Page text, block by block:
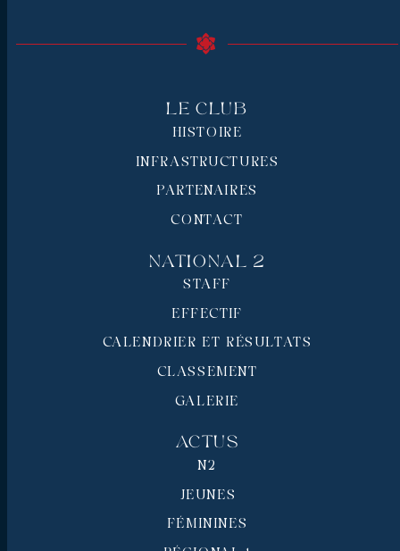
Le Club
HISTOIRE
INFRASTRUCTURES
PARTENAIRES
CONTACT
National 2
STAFF
EFFECTIF
CALENDRIER ET RÉSULTATS
CLASSEMENT
GALERIE
Actus
N2
JEUNES
FÉMININES